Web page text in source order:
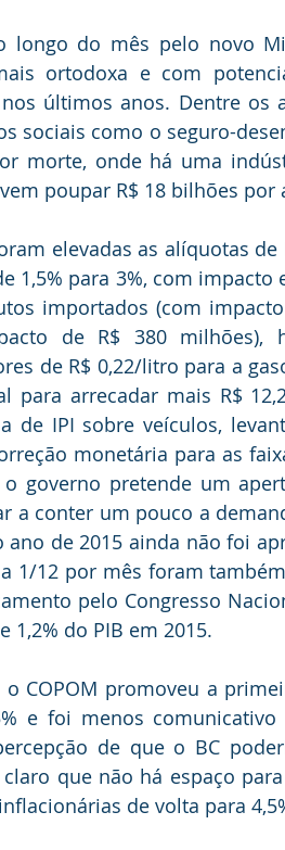
longo do mês pelo novo
ortodoxa e com
últimos anos. Dentre os
sociais como o seguro-
morte, onde há uma
poupar R$ 18 bilhões por
elevadas as alíquotas
1,5% para 3%, com impacto
importados (com
de R$ 380
de R$ 0,22/litro para a
para arrecadar mais R$
de IPI sobre veículos,
monetária para as
governo pretende um
a conter um pouco a
de 2015 ainda não foi
1/12 por mês foram
pelo Congresso
do PIB em 2015.
COPOM promoveu a
e foi menos
de que o BC
que não há espaço
de volta para